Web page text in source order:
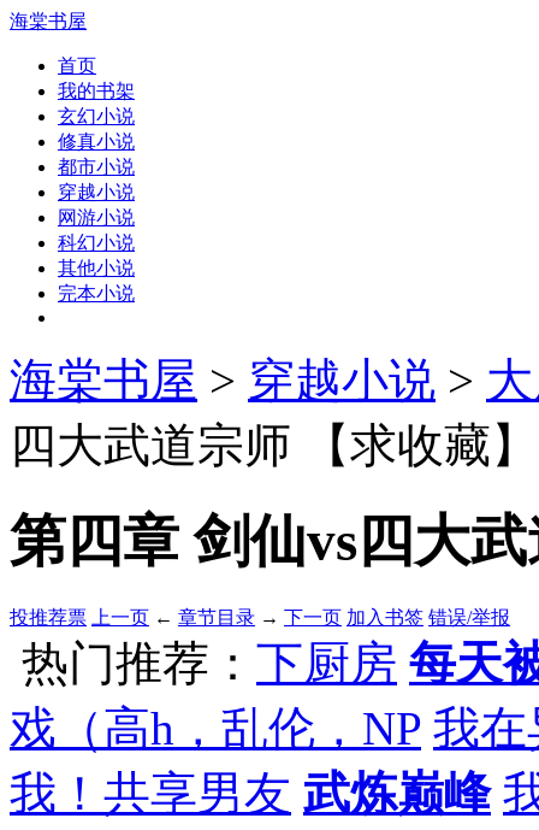
海棠书屋
首页
我的书架
玄幻小说
修真小说
都市小说
穿越小说
网游小说
科幻小说
其他小说
完本小说
海棠书屋 > 穿越小说 >
四大武道宗师 【求收藏】
第四章 剑仙vs四大
投推荐票 上一页 ← 章节目录 → 下一页 加入书签 错误/举报
热门推荐： 下厨房 每天
戏（高h，乱伦，NP 我在
我！共享男友 武炼巅峰